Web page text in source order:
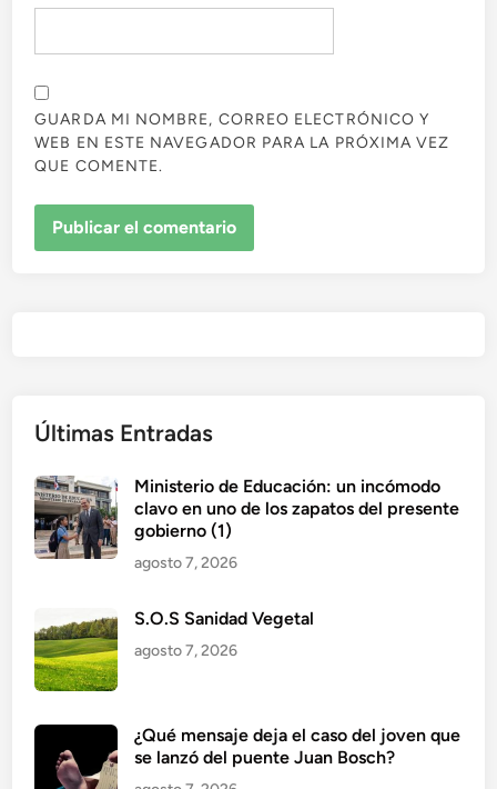
GUARDA MI NOMBRE, CORREO ELECTRÓNICO Y
WEB EN ESTE NAVEGADOR PARA LA PRÓXIMA VEZ
QUE COMENTE.
Últimas Entradas
Ministerio de Educación: un incómodo
clavo en uno de los zapatos del presente
gobierno (1)
agosto 7, 2026
S.O.S Sanidad Vegetal
agosto 7, 2026
¿Qué mensaje deja el caso del joven que
se lanzó del puente Juan Bosch?